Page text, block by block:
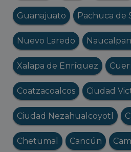
Guanajuato Pachuca de
Nuevo Laredo
Xalapa de Enríquez
Coatzacoalcos Ciudad
Ciudad Nezahualcoyotl
Chetumal Cancún